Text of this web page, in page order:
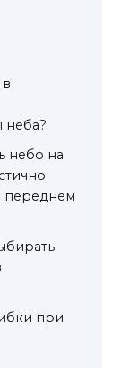
неба?
небо на
переднем
при